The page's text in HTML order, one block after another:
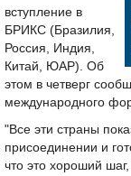
вступление в
БРИКС (Бразилия,
Россия, Индия,
Китай, ЮАР). Об
этом в четверг
международного
"Все эти страны
присоединении и
что это хороший